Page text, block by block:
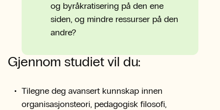
og byråkratisering på den ene
siden, og mindre ressurser på den
andre?
Gjennom studiet vil du:
Tilegne deg avansert kunnskap innen
organisasjonsteori, pedagogisk filosofi,